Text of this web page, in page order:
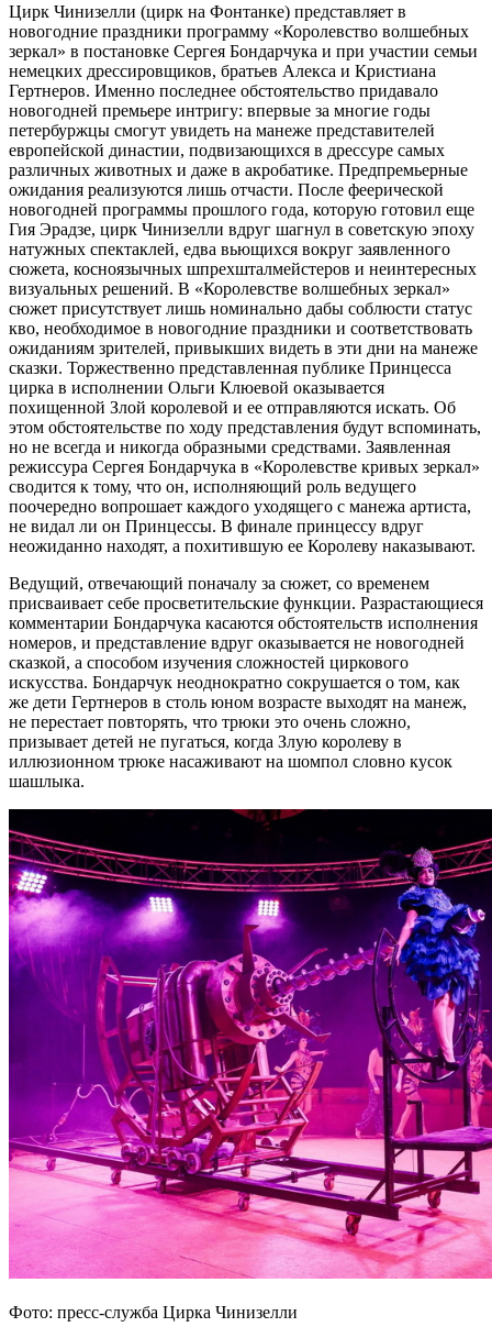
Цирк Чинизелли (цирк на Фонтанке) представляет в
новогодние праздники программу «Королевство волшебных
зеркал» в постановке Сергея Бондарчука и при участии семьи
немецких дрессировщиков, братьев Алекса и Кристиана
Гертнеров. Именно последнее обстоятельство придавало
новогодней премьере интригу: впервые за многие годы
петербуржцы смогут увидеть на манеже представителей
европейской династии, подвизающихся в дрессуре самых
различных животных и даже в акробатике. Предпремьерные
ожидания реализуются лишь отчасти. После феерической
новогодней программы прошлого года, которую готовил еще
Гия Эрадзе, цирк Чинизелли вдруг шагнул в советскую эпоху
натужных спектаклей, едва вьющихся вокруг заявленного
сюжета, косноязычных шпрехшталмейстеров и неинтересных
визуальных решений. В «Королевстве волшебных зеркал»
сюжет присутствует лишь номинально дабы соблюсти статус
кво, необходимое в новогодние праздники и соответствовать
ожиданиям зрителей, привыкших видеть в эти дни на манеже
сказки. Торжественно представленная публике Принцесса
цирка в исполнении Ольги Клюевой оказывается
похищенной Злой королевой и ее отправляются искать. Об
этом обстоятельстве по ходу представления будут вспоминать,
но не всегда и никогда образными средствами. Заявленная
режиссура Сергея Бондарчука в «Королевстве кривых зеркал»
сводится к тому, что он, исполняющий роль ведущего
поочередно вопрошает каждого уходящего с манежа артиста,
не видал ли он Принцессы. В финале принцессу вдруг
неожиданно находят, а похитившую ее Королеву наказывают.
Ведущий, отвечающий поначалу за сюжет, со временем
присваивает себе просветительские функции. Разрастающиеся
комментарии Бондарчука касаются обстоятельств исполнения
номеров, и представление вдруг оказывается не новогодней
сказкой, а способом изучения сложностей циркового
искусства. Бондарчук неоднократно сокрушается о том, как
же дети Гертнеров в столь юном возрасте выходят на манеж,
не перестает повторять, что трюки это очень сложно,
призывает детей не пугаться, когда Злую королеву в
иллюзионном трюке насаживают на шомпол словно кусок
шашлыка.
Фото: пресс-служба Цирка Чинизелли